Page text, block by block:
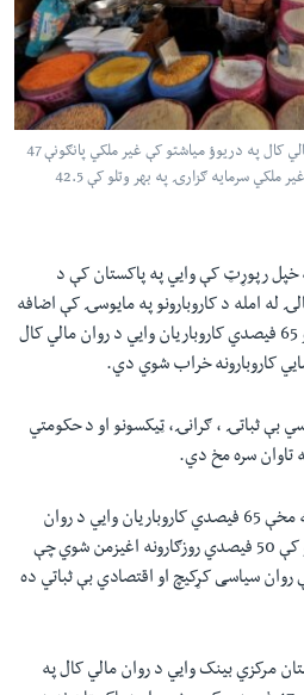
د پاکستان مرکزي بینک وایي د روان مالي کال په دریوؤ میاشتو کې غیر ملکي پانګونې 47
فیصدي کمې شوي او د پاکستان نه د غیر ملکي سرمایه ګزارۍ په بهر وتلو کې 42.5
رپوړټ کې وایي په پاکستان کې د
له امله د کاروبارونو په مایوسۍ کې اضافه
شوې ده او ددوي باور راکم شوی او 65 فیصدي کاروباریان وایي د روان مالي کال
بې ثباتۍ ، ګرانۍ، ټيکسونو او د حکومتي
تاوان سره مخ دي.
دګیلپ سروی پاکستان د رپوړټ له مخې 65 فیصدي کاروباریان وایي د روان
مالي کال په وړومبیو دریوؤ میاشتو کې 50 فیصدي روزګارونه اغیزمن شوي چې
سیاسی کړکیچ او اقتصادي بې ثباتي ده
مرکزي بینک وایي د روان مالي کال په